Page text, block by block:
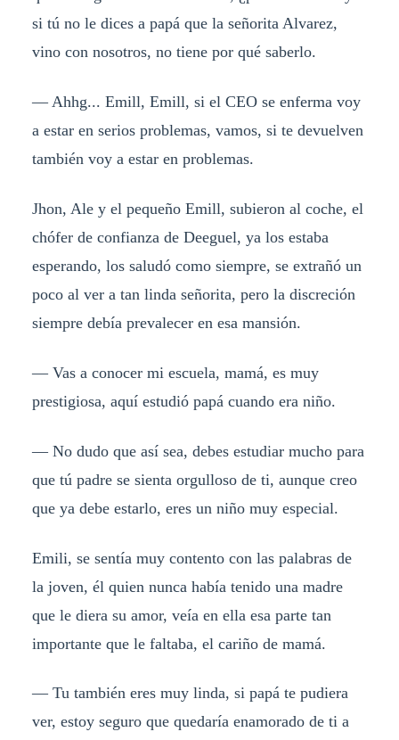
si tú no le dices a papá que la señorita Alvarez,
vino con nosotros, no tiene por qué saberlo.
— Ahhg... Emill, Emill, si el CEO se enferma voy
a estar en serios problemas, vamos, si te devuelven
también voy a estar en problemas.
Jhon, Ale y el pequeño Emill, subieron al coche, el
chófer de confianza de Deeguel, ya los estaba
esperando, los saludó como siempre, se extrañó un
poco al ver a tan linda señorita, pero la discreción
siempre debía prevalecer en esa mansión.
— Vas a conocer mi escuela, mamá, es muy
prestigiosa, aquí estudió papá cuando era niño.
— No dudo que así sea, debes estudiar mucho para
que tú padre se sienta orgulloso de ti, aunque creo
que ya debe estarlo, eres un niño muy especial.
Emili, se sentía muy contento con las palabras de
la joven, él quien nunca había tenido una madre
que le diera su amor, veía en ella esa parte tan
importante que le faltaba, el cariño de mamá.
— Tu también eres muy linda, si papá te pudiera
ver, estoy seguro que quedaría enamorado de ti a